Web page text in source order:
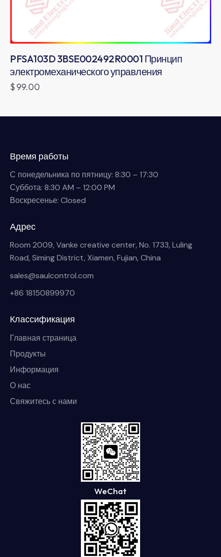
PFSA103D 3BSE002492R0001 Принцип
электромеханического управления
$99.00
Время работы
С понедельника по пятницу: 8:30 – 17:30
Суббота: 8:30 AM – 12:00 PM
Воскресенье: Closed
Адрес
Room 2009, Vanke creative center, No. 1733, Luling
Road, Siming District, Xiamen, Fujian, China
sales@saulcontrol.com
+86 18150899970
Классификация
Главная страница
Продукты
Информация
О нас
Свяжитесь с нами
WeChat